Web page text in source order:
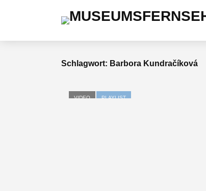
Schlagwort: Barbora Kundračíková
VIDEO PLAYLIST